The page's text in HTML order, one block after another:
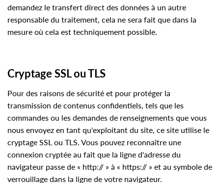
demandez le transfert direct des données à un autre
responsable du traitement, cela ne sera fait que dans la
mesure où cela est techniquement possible.
Cryptage SSL ou TLS
Pour des raisons de sécurité et pour protéger la
transmission de contenus confidentiels, tels que les
commandes ou les demandes de renseignements que vous
nous envoyez en tant qu'exploitant du site, ce site utilise le
cryptage SSL ou TLS. Vous pouvez reconnaître une
connexion cryptée au fait que la ligne d'adresse du
navigateur passe de « http:// » à « https:// » et au symbole de
verrouillage dans la ligne de votre navigateur.